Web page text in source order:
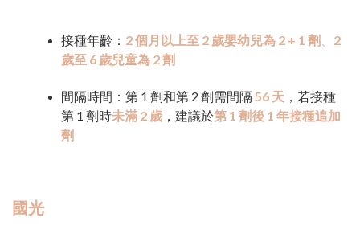
接種年齡： 2 個月以上至 2 歲嬰幼兒為 2 + 1 劑
2
歲至 6 歲兒童為 2 劑
間隔時間：第 1 劑和第 2 劑需間隔 56 天 ，若接種
第 1 劑時未滿 2 歲 ，建議於第 1 劑後 1 年接種追加
劑
國光